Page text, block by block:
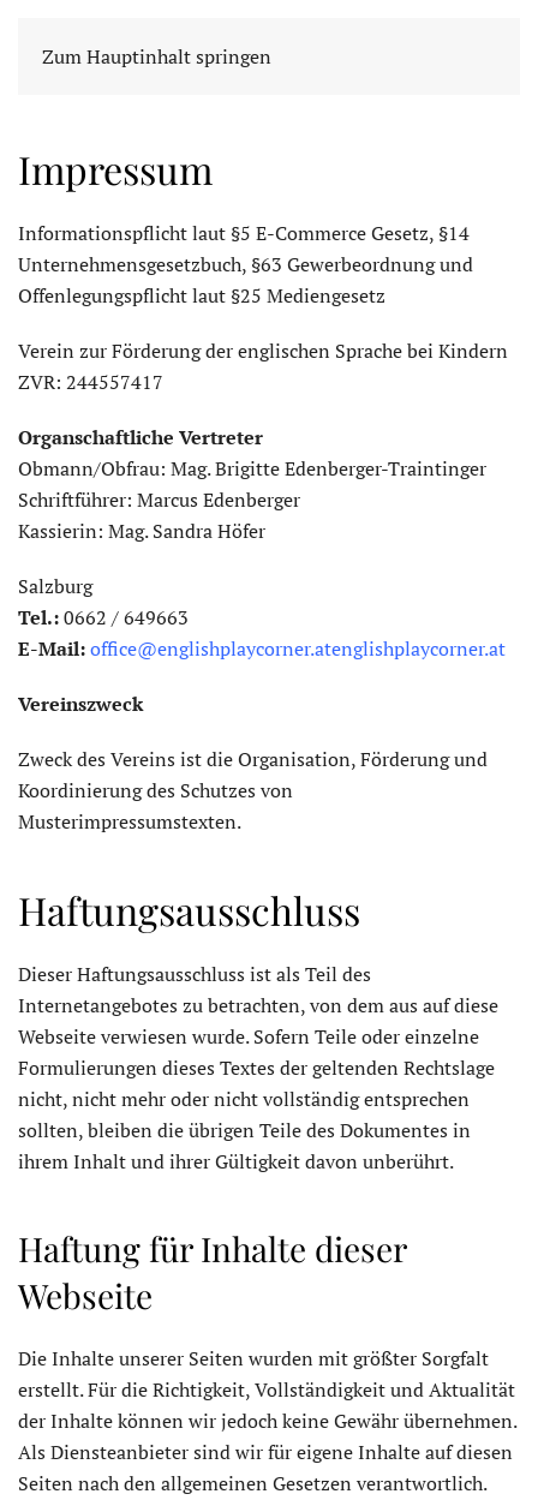
Zum Hauptinhalt springen
Impressum
Informationspflicht laut §5 E-Commerce Gesetz, §14
Unternehmensgesetzbuch, §63 Gewerbeordnung und
Offenlegungspflicht laut §25 Mediengesetz
Verein zur Förderung der englischen Sprache bei Kindern
ZVR: 244557417
Organschaftliche Vertreter
Obmann/Obfrau: Mag. Brigitte Edenberger-Traintinger
Schriftführer: Marcus Edenberger
Kassierin: Mag. Sandra Höfer
Salzburg
Tel.:0662 / 649663
E-Mail:office@englishplaycorner.atenglishplaycorner.at
Vereinszweck
Zweck des Vereins ist die Organisation, Förderung und
Koordinierung des Schutzes von
Musterimpressumstexten.
Haftungsausschluss
Dieser Haftungsausschluss ist als Teil des
Internetangebotes zu betrachten, von dem aus auf diese
Webseite verwiesen wurde. Sofern Teile oder einzelne
Formulierungen dieses Textes der geltenden Rechtslage
nicht, nicht mehr oder nicht vollständig entsprechen
sollten, bleiben die übrigen Teile des Dokumentes in
ihrem Inhalt und ihrer Gültigkeit davon unberührt.
Haftung für Inhalte dieser
Webseite
Die Inhalte unserer Seiten wurden mit größter Sorgfalt
erstellt. Für die Richtigkeit, Vollständigkeit und Aktualität
der Inhalte können wir jedoch keine Gewähr übernehmen.
Als Diensteanbieter sind wir für eigene Inhalte auf diesen
Seiten nach den allgemeinen Gesetzen verantwortlich.